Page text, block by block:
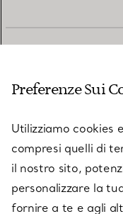
SU TIFFANY & CO.
Preferenze Sui
Utilizziamo cookies
compresi quelli di
il nostro sito,
personalizzare la
fornire a te e agli